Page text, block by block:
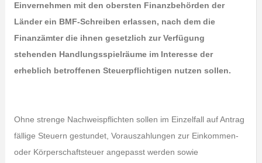
Einvernehmen mit den obersten Finanzbehörden der
Länder ein BMF-Schreiben erlassen, nach dem die
Finanzämter die ihnen gesetzlich zur Verfügung
stehenden Handlungsspielräume im Interesse der
erheblich betroffenen Steuerpflichtigen nutzen sollen.
Ohne strenge Nachweispflichten sollen im Einzelfall auf Antrag
fällige Steuern gestundet, Vorauszahlungen zur Einkommen-
oder Körperschaftsteuer angepasst werden sowie